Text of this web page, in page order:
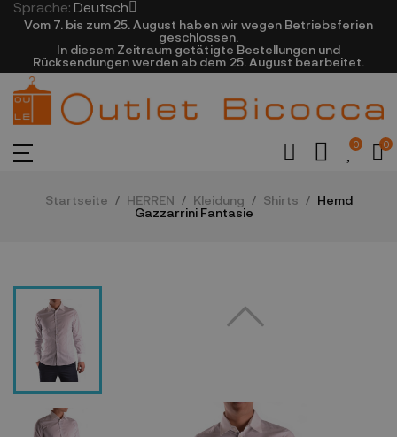
Sprache: Deutsch
Vom 7. bis zum 25. August haben wir wegen Betriebsferien
geschlossen.
In diesem Zeitraum getätigte Bestellungen und
Rücksendungen werden ab dem 25. August bearbeitet.
0 0
Startseite HERREN Kleidung Shirts
Hemd
Gazzarrini Fantasie